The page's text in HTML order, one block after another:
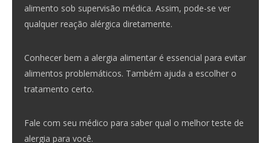
alimento sob supervisão médica. Assim, pode-se ver
qualquer reação alérgica diretamente.
Conhecer bem a alergia alimentar é essencial para evitar
alimentos problemáticos. Também ajuda a escolher o
tratamento certo.
Fale com seu médico para saber qual o melhor teste de
alergia para você.